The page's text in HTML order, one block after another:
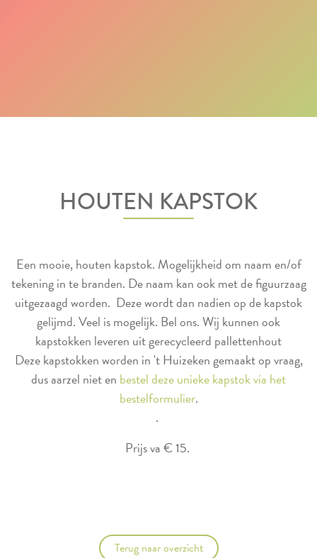
HOUTEN KAPSTOK
Een mooie, houten kapstok. Mogelijkheid om naam en/of
tekening in te branden. De naam kan ook met de figuurzaag
uitgezaagd worden. Deze wordt dan nadien op de kapstok
gelijmd. Veel is mogelijk. Bel ons. Wij kunnen ook
kapstokken leveren uit gerecycleerd pallettenhout
Deze kapstokken worden in 't Huizeken gemaakt op vraag,
dus aarzel niet en bestel deze unieke kapstok via het
bestelformulier.
.
Prijs va € 15.
Terug naar overzicht